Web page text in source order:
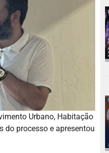
Urbano, Habitação
do processo e apresentou